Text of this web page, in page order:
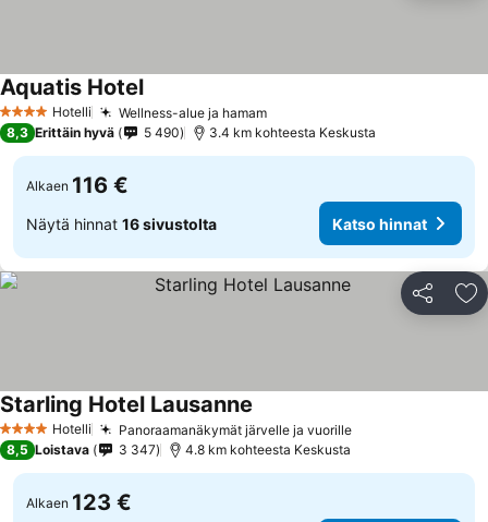
4 Tähtiluokitus
Hotelli Wellness-alue ja hamamKatso hinnat
Aquatis HotelKatso hinnat
8,3 Erittäin hyvä 5 490 3.4 km kohteesta Keskusta
Alkaen 116 €
Näytä hinnat 16 sivustolta Katso hinnat
Jaa
4 Tähtiluokitus
Hotelli Panoraamanäkymät järvelle ja vuorilleKatso hinnat
Starling Hotel Lausanne
8,5 Loistava 3 347 4.8 km kohteesta Keskusta
Alkaen 123 €